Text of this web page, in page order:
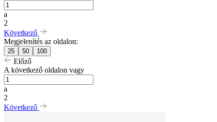
a
2
Következő
Megjelenítés az oldalon:
25 50 100
Előző
A következő oldalon vagy
a
2
Következő